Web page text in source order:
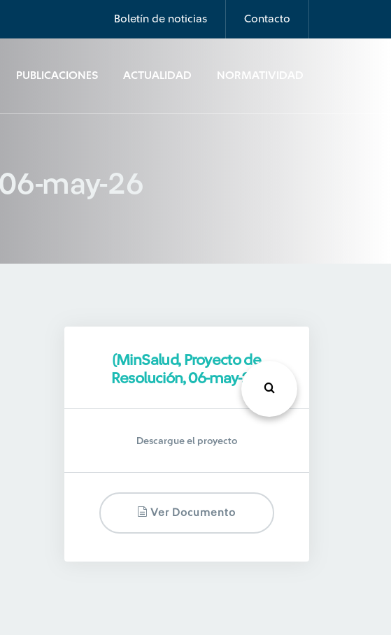
Boletín de noticias Contacto
PUBLICACIONES ACTUALIDAD NORMATIVIDAD
may-26
(MinSalud, Proyecto de
Resolución, 06-may-26)
Descargue el proyecto
Ver Documento